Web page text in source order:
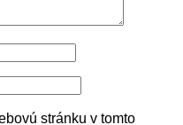
stránku v tomto